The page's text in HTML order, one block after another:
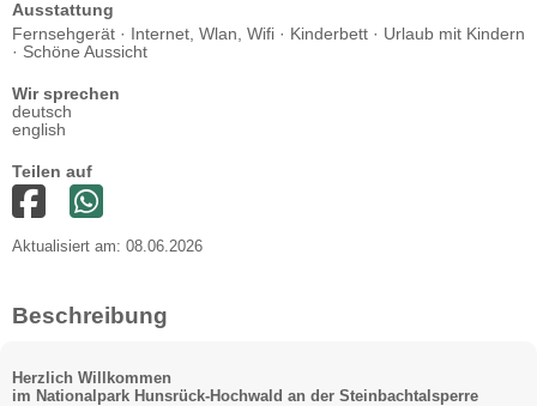
Ausstattung
Fernsehgerät · Internet, Wlan, Wifi · Kinderbett · Urlaub mit Kindern
· Schöne Aussicht
Wir sprechen
deutsch
english
Teilen auf
Aktualisiert am: 08.06.2026
Beschreibung
Herzlich Willkommen
im Nationalpark Hunsrück-Hochwald an der Steinbachtalsperre